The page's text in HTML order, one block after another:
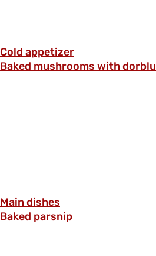
Cold appetizer
Baked mushrooms with
Main dishes
Baked parsnip